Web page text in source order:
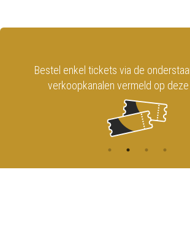
Bestel enkel tickets via de
verkoopkanalen vermeld op